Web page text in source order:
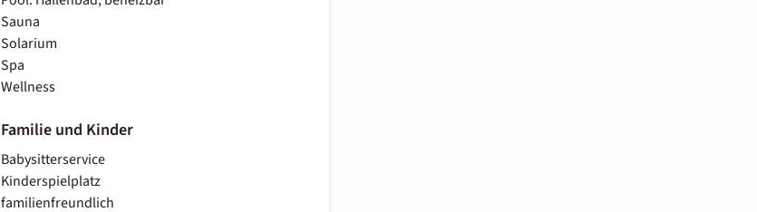
Sauna
Solarium
Spa
Wellness
Familie und Kinder
Babysitterservice
Kinderspielplatz
familienfreundlich